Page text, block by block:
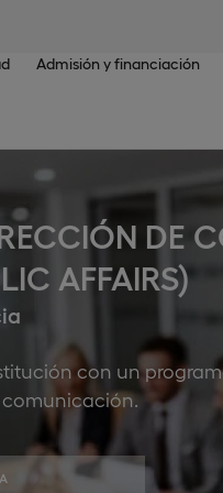
Admisión y financiación
DE
AFFAIRS)
con un
comunicación.